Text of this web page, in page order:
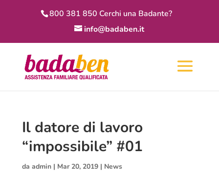
800 381 850 Cerchi una Badante?
info@badaben.it
Il datore di lavoro
“impossibile” #01
da admin| Mar 20, 2019| News